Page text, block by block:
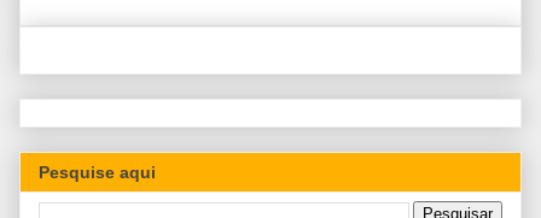
Pesquise aqui